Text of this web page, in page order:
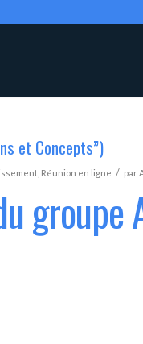
et Concepts”)
Réunion en ligne / par
groupe